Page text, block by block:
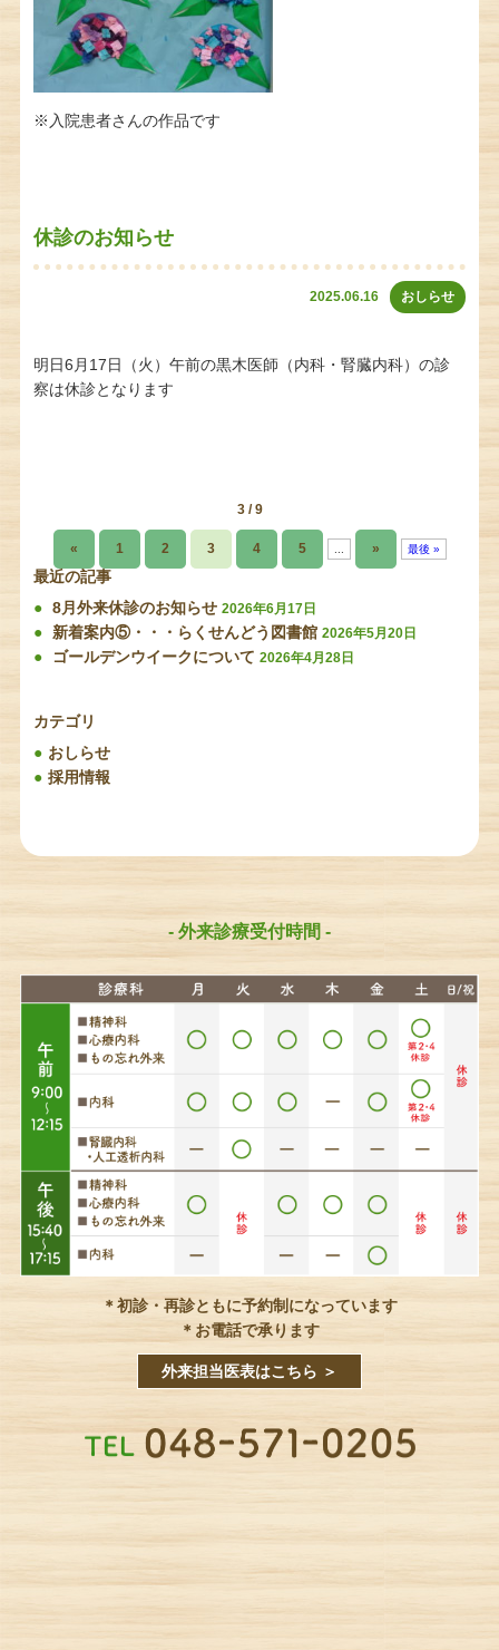
※入院患者さんの作品です
休診のお知らせ
2025.06.16 おしらせ
明日6月17日（火）午前の黒木医師（内科・腎臓内科）の診
察は休診となります
3 / 9
« 1 2 3 4 5 » 最後 »
最近の記事
8月外来休診のお知らせ 2026年6月17日
新着案内⑤・・・らくせんどう図書館 2026年5月20日
ゴールデンウイークについて 2026年4月28日
カテゴリ
おしらせ
採用情報
- 外来診療受付時間 -
＊初診・再診ともに予約制になっています
＊お電話で承ります
外来担当医表はこちら ＞